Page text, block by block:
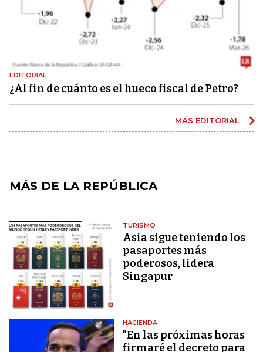
EDITORIAL
¿Al fin de cuánto es el hueco fiscal de Petro?
MÁS EDITORIAL
MÁS DE LA REPÚBLICA
TURISMO
Asia sigue teniendo los
pasaportes más
poderosos, lidera
Singapur
HACIENDA
"En las próximas horas
firmaré el decreto para